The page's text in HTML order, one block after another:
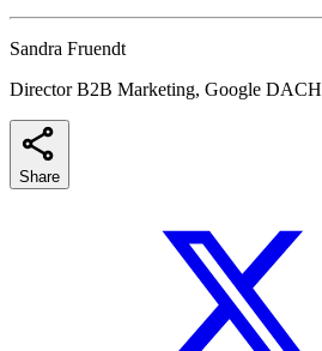
Sandra Fruendt
Director B2B Marketing, Google DACH
Share